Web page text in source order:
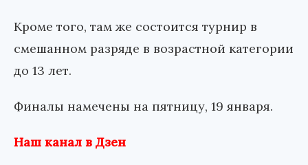
Кроме того, там же состоится турнир в
смешанном разряде в возрастной категории
до 13 лет.
Финалы намечены на пятницу, 19 января.
Наш канал в Дзен